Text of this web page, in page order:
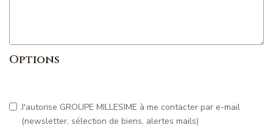
Options
J'autorise GROUPE MILLESIME à me contacter par e-mail
(newsletter, sélection de biens, alertes mails)